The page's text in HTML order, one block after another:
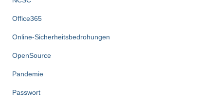
Office365
Online-Sicherheitsbedrohungen
OpenSource
Pandemie
Passwort